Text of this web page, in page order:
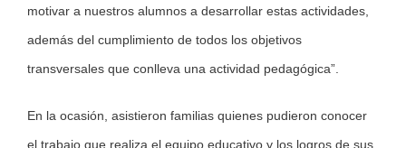
motivar a nuestros alumnos a desarrollar estas actividades,
además del cumplimiento de todos los objetivos
transversales que conlleva una actividad pedagógica”.
En la ocasión, asistieron familias quienes pudieron conocer
el trabajo que realiza el equipo educativo y los logros de sus